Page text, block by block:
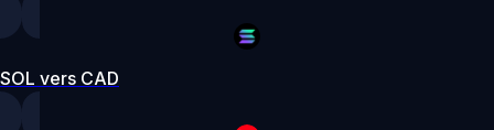
SOL vers CAD